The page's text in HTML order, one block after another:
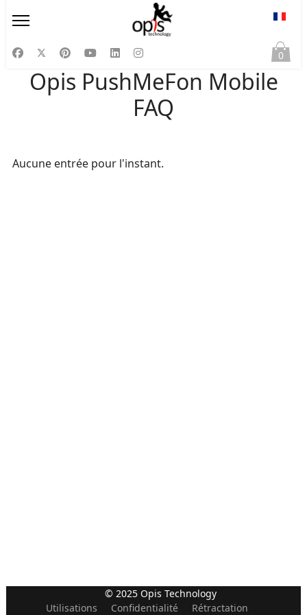
0
Opis PushMeFon Mobile
FAQ
Aucune entrée pour l'instant.
© 2025 Opis Technology
Utilisations
Confidentialité Rétractation